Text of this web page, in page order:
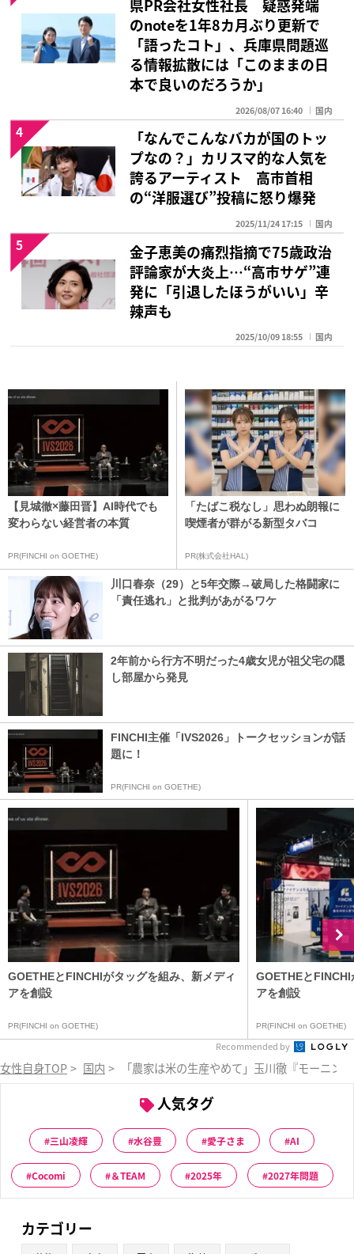
県PR会社女性社長 疑惑発端
のnoteを1年8カ月ぶり更新で
「語ったコト」、兵庫県問題巡
る情報拡散には「このままの日
本で良いのだろうか」
2026/08/07 16:40 国内
「なんでこんなバカが国のトッ
プなの？」カリスマ的な人気を
誇るアーティスト 高市首相
の“洋服選び”投稿に怒り爆発
2025/11/24 17:15 国内
4
金子恵美の痛烈指摘で75歳政治
評論家が大炎上…“高市サゲ”連
発に「引退したほうがいい」辛
辣声も
2025/10/09 18:55 国内
5
【見城徹×藤田晋】AI時代でも
変わらない経営者の本質
PR(FINCHI on GOETHE)
「たばこ税なし」思わぬ朗報に
喫煙者が群がる新型タバコ
PR(株式会社HAL)
川口春奈（29）と5年交際→破局した格闘家に
「責任逃れ」と批判があがるワケ
2年前から行方不明だった4歳女児が祖父宅の隠
し部屋から発見
FINCHI主催「IVS2026」トークセッションが話
題に！
PR(FINCHI on GOETHE)
GOETHEとFINCHIがタッグを組み、新メディ
アを創設
PR(FINCHI on GOETHE)
GOETHEと
アを創設
PR(FINCHI on GOETHE)
Recommended by
女性自身TOP > 国内 > 「農家は米の生産やめて」玉川徹『モーニ
人気タグ
三山凌輝 水谷豊 愛子さま AI
Cocomi ＆TEAM 2025年 2027年問題
カテゴリー